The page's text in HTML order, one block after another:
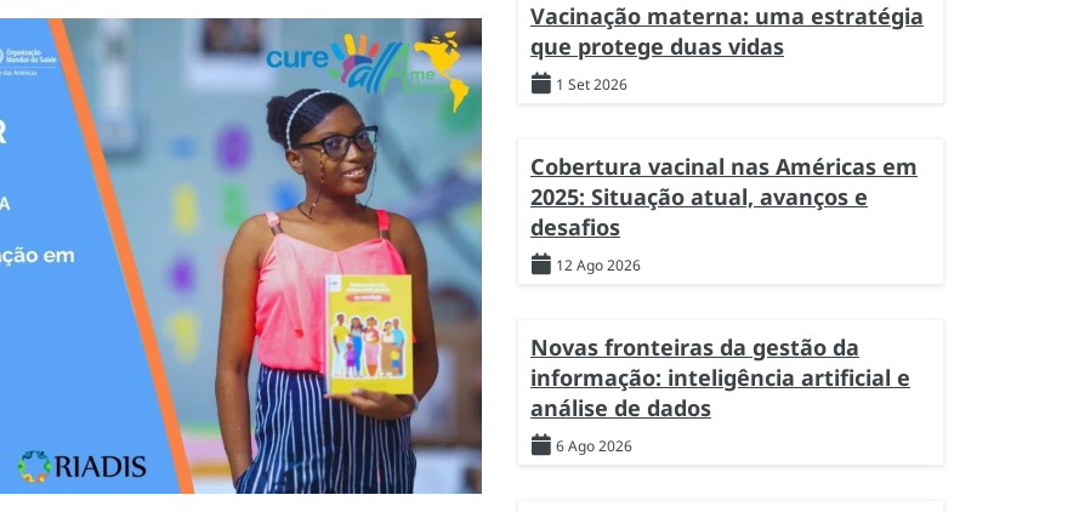
Vacinação materna: uma estratégia
que protege duas vidas
1 Set 2026
Cobertura vacinal nas Américas em
2025: Situação atual, avanços e
desafios
12 Ago 2026
Novas fronteiras da gestão da
informação: inteligência artificial e
análise de dados
6 Ago 2026